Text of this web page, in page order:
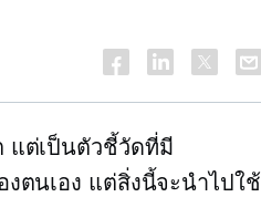
แต่เป็นตัวชี้วัดที่มี
ตนเอง แต่สิ่งนี้จะนำไปใช้